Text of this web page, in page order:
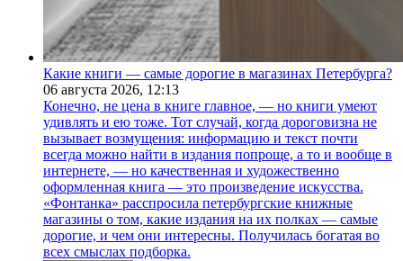
Какие книги — самые дорогие в магазинах Петербурга?
06 августа 2026, 12:13
Конечно, не цена в книге главное, — но книги умеют
удивлять и ею тоже. Тот случай, когда дороговизна не
вызывает возмущения: информацию и текст почти
всегда можно найти в издания попроще, а то и вообще в
интернете, — но качественная и художественно
оформленная книга — это произведение искусства.
«Фонтанка» расспросила петербургские книжные
магазины о том, какие издания на их полках — самые
дорогие, и чем они интересны. Получилась богатая во
всех смыслах подборка.